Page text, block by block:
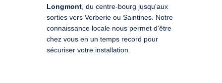
Longmont, du centre-bourg jusqu'aux
sorties vers Verberie ou Saintines. Notre
connaissance locale nous permet d'être
chez vous en un temps record pour
sécuriser votre installation.